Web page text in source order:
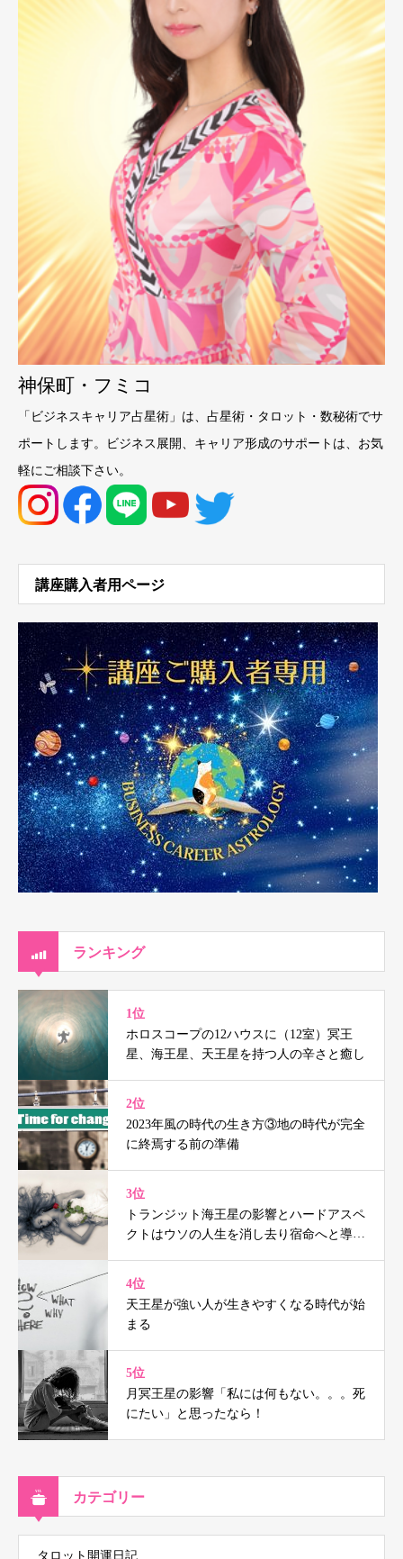
神保町・フミコ
「ビジネスキャリア占星術」は、占星術・タロット・数秘術でサ
ポートします。ビジネス展開、キャリア形成のサポートは、お気
軽にご相談下さい。
講座購入者用ページ
ランキング
1位
ホロスコープの12ハウスに（12室）冥王
星、海王星、天王星を持つ人の辛さと癒し
2位
2023年風の時代の生き方③地の時代が完全
に終焉する前の準備
3位
トランジット海王星の影響とハードアスペ
クトはウソの人生を消し去り宿命へと導く
4位
天王星が強い人が生きやすくなる時代が始
まる
5位
月冥王星の影響「私には何もない。。。死
にたい」と思ったなら！
カテゴリー
タロット開運日記